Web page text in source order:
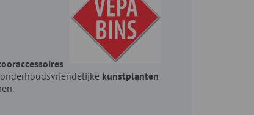
kunstplanten